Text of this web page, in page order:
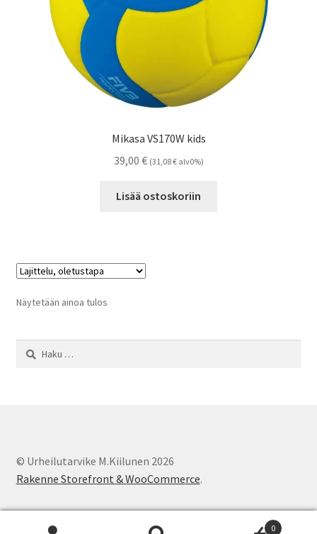
Mikasa VS170W kids
39,00 € (31,08€alv0%)
Lisää ostoskoriin
Näytetään ainoa tulos
Haku:
© Urheilutarvike M.Kiilunen 2026
Rakenne Storefront & WooCommerce.
0